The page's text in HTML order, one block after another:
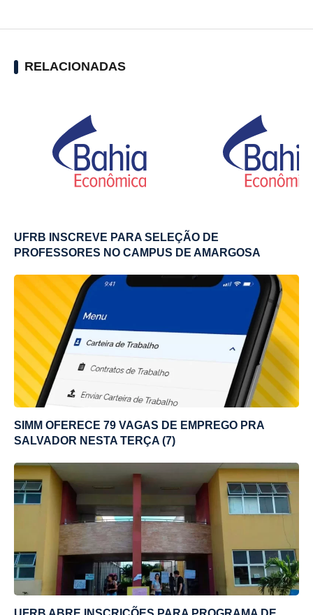
RELACIONADAS
UFRB INSCREVE PARA SELEÇÃO DE
PROFESSORES NO CAMPUS DE AMARGOSA
SIMM OFERECE 79 VAGAS DE EMPREGO PRA
SALVADOR NESTA TERÇA (7)